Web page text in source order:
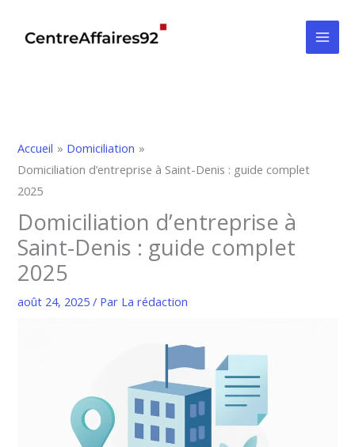
Accueil
Domiciliation
Domiciliation d’entreprise à Saint-Denis : guide complet
2025
Domiciliation d’entreprise à
Saint-Denis : guide complet
2025
août 24, 2025/ Par La rédaction